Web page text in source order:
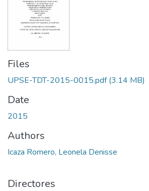
Files
UPSE-TDT-2015-0015.pdf(3.14 MB)
Date
2015
Authors
Icaza Romero, Leonela Denisse
Directores